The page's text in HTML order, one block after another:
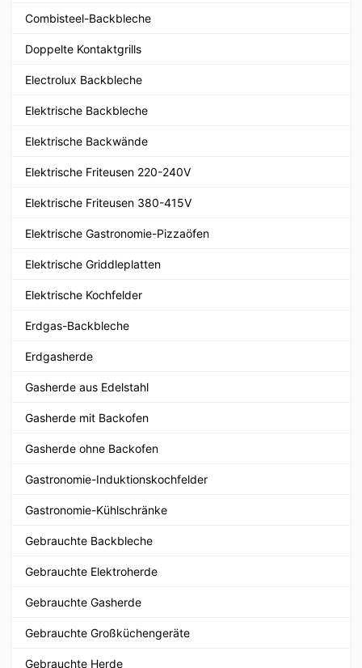
Combisteel-Backbleche
Doppelte Kontaktgrills
Electrolux Backbleche
Elektrische Backbleche
Elektrische Backwände
Elektrische Friteusen 220-240V
Elektrische Friteusen 380-415V
Elektrische Gastronomie-Pizzaöfen
Elektrische Griddleplatten
Elektrische Kochfelder
Erdgas-Backbleche
Erdgasherde
Gasherde aus Edelstahl
Gasherde mit Backofen
Gasherde ohne Backofen
Gastronomie-Induktionskochfelder
Gastronomie-Kühlschränke
Gebrauchte Backbleche
Gebrauchte Elektroherde
Gebrauchte Gasherde
Gebrauchte Großküchengeräte
Gebrauchte Herde